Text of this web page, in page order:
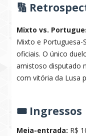
🔢
Mixto vs.
Mixto e Portuguesa-
oficiais. O único
amistoso disputado
com vitória da Lusa
🎟 Ingressos
Meia-entrada: R$